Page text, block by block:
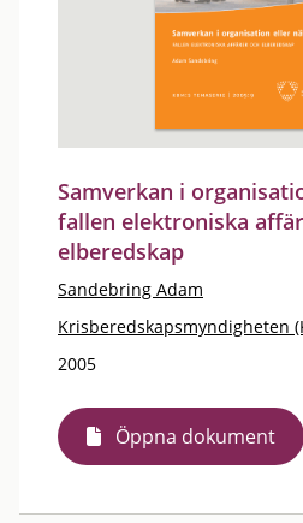
Samverkan i
fallen elektroniska
elberedskap
Sandebring Adam
Krisberedskapsmyndigheten
2005
Öppna dokument